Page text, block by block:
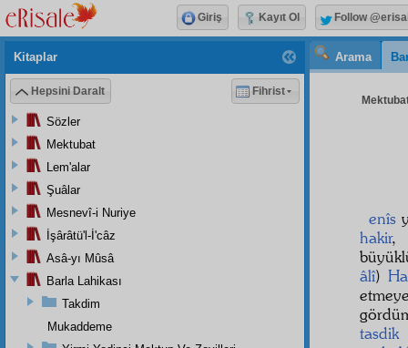
Arama
enîs
hakir,
âlî)
tasdik
Kitaplar
Hepsini Daralt Fihrist
Sözler
Mektubat
Lem'alar
Şuâlar
Mesnevî-i Nuriye
İşârâtü'l-İ'câz
Asâ-yı Mûsâ
Barla Lahikası
Takdim
Mukaddeme
Giriş Kayıt Ol Follow